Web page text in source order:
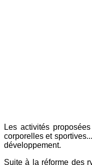
Les activités
corporelles et
développement.
Suite à la réforme des